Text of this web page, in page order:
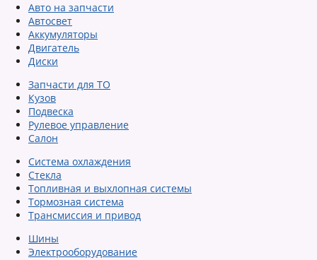
Авто на запчасти
Автосвет
Аккумуляторы
Двигатель
Диски
Запчасти для ТО
Кузов
Подвеска
Рулевое управление
Салон
Система охлаждения
Стекла
Топливная и выхлопная системы
Тормозная система
Трансмиссия и привод
Шины
Электрооборудование